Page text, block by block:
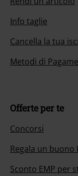
Info taglie
Cancella la tua
Metodi di
Offerte per te
Concorsi
Regala un buono
Sconto EMP per